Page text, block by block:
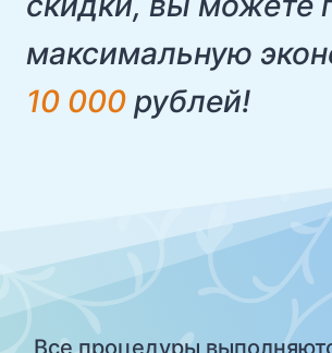
максимальную
10 000 рублей!
Все процедуры